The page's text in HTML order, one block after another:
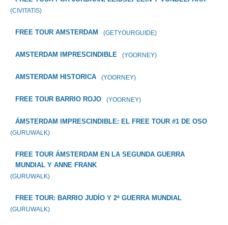
(CIVITATIS)
FREE TOUR AMSTERDAM (GETYOURGUIDE)
AMSTERDAM IMPRESCINDIBLE (YOORNEY)
AMSTERDAM HISTORICA (YOORNEY)
FREE TOUR BARRIO ROJO (YOORNEY)
ÁMSTERDAM IMPRESCINDIBLE: EL FREE TOUR #1 DE OSO
(GURUWALK)
FREE TOUR ÁMSTERDAM EN LA SEGUNDA GUERRA
MUNDIAL Y ANNE FRANK
(GURUWALK)
FREE TOUR: BARRIO JUDÍO Y 2ª GUERRA MUNDIAL
(GURUWALK)